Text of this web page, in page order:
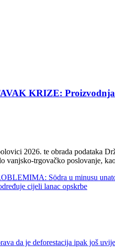
KRIZE: Proizvodnja
2026. te obrada podataka
trgovačko poslovanje,
Södra u minusu
cijeli lanac opskrbe
da je deforestacija ipak još